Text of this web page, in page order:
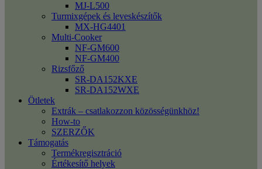
MJ-L500
Turmixgépek és leveskészítők
MX-HG4401
Multi-Cooker
NF-GM600
NF-GM400
Rizsfőző
SR-DA152KXE
SR-DA152WXE
Ötletek
Extrák – csatlakozzon közösségünkhöz!
How-to
SZERZŐK
Támogatás
Termékregisztráció
Értékesítő helyek